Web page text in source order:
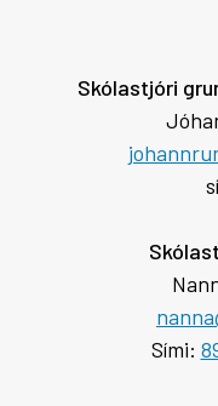
Skólastjóri
Sími: